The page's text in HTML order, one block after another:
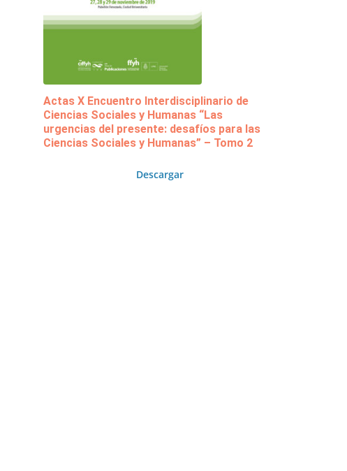
Actas X Encuentro Interdisciplinario de
Ciencias Sociales y Humanas “Las
urgencias del presente: desafíos para las
Ciencias Sociales y Humanas” – Tomo 2
Descargar